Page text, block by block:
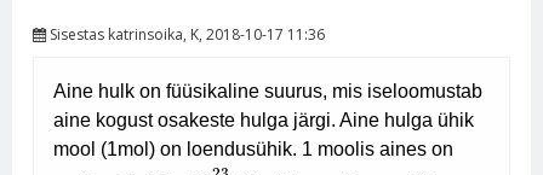
Sisestas katrinsoika, K, 2018-10-17 11:36